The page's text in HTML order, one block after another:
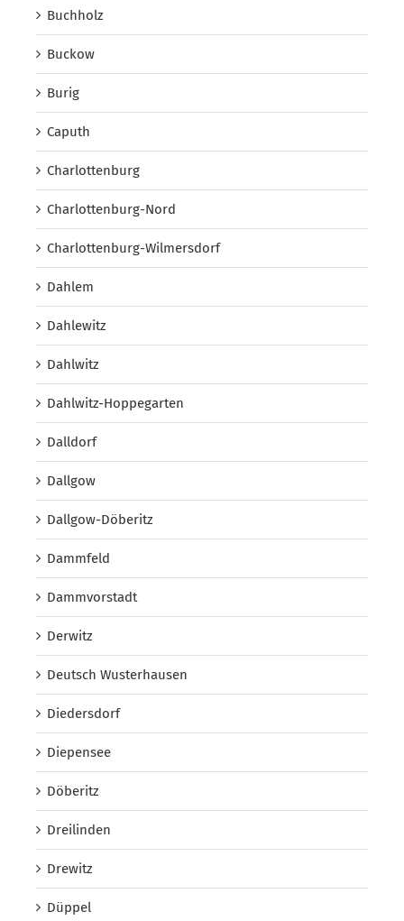
Buchholz
Buckow
Burig
Caputh
Charlottenburg
Charlottenburg-Nord
Charlottenburg-Wilmersdorf
Dahlem
Dahlewitz
Dahlwitz
Dahlwitz-Hoppegarten
Dalldorf
Dallgow
Dallgow-Döberitz
Dammfeld
Dammvorstadt
Derwitz
Deutsch Wusterhausen
Diedersdorf
Diepensee
Döberitz
Dreilinden
Drewitz
Düppel